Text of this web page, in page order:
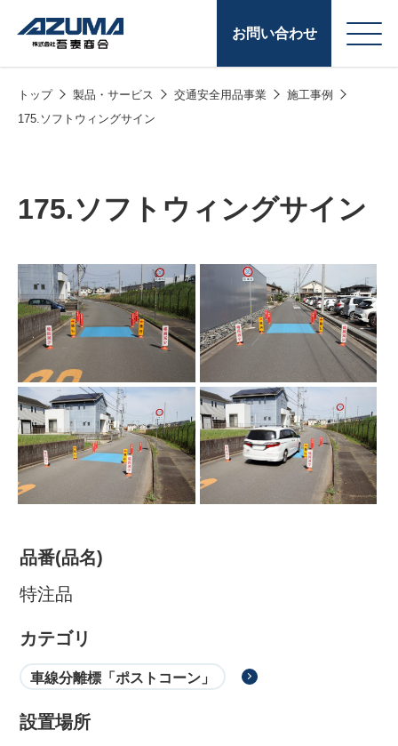
お問い合わせ
株式会社吾妻商会 会
社案内
要
株式会社吾妻製作所 会社案
内
製品・サービス
潤滑油
給油カード
(ガソリンカード)
コークス・鋳物
トップ 製品・サービス 交通安全用品事業
施工事例
175.ソフトウィングサイン
175.ソフトウィングサイン
品番(品名)
特注品
カテゴリ
車線分離標「ポストコーン」
設置場所